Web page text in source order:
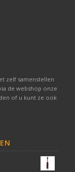
zelf samenstellen
de webshop onze
of u kunt ze ook